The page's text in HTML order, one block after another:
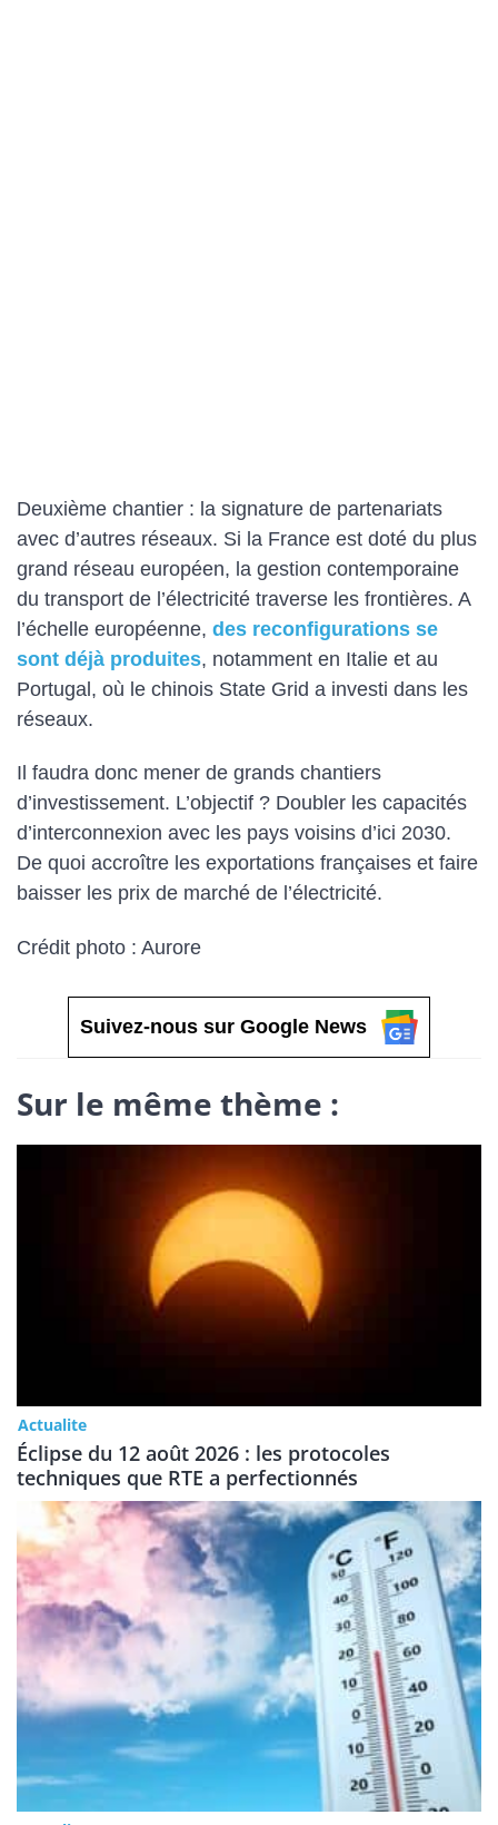
Deuxième chantier : la signature de partenariats
avec d’autres réseaux. Si la France est doté du plus
grand réseau européen, la gestion contemporaine
du transport de l’électricité traverse les frontières. A
l’échelle européenne, des reconfigurations se
sont déjà produites, notamment en Italie et au
Portugal, où le chinois State Grid a investi dans les
réseaux.
Il faudra donc mener de grands chantiers
d’investissement. L’objectif ? Doubler les capacités
d’interconnexion avec les pays voisins d’ici 2030.
De quoi accroître les exportations françaises et faire
baisser les prix de marché de l’électricité.
Crédit photo : Aurore
Suivez-nous sur Google News
Sur le même thème :
Actualite
Éclipse du 12 août 2026 : les protocoles
techniques que RTE a perfectionnés